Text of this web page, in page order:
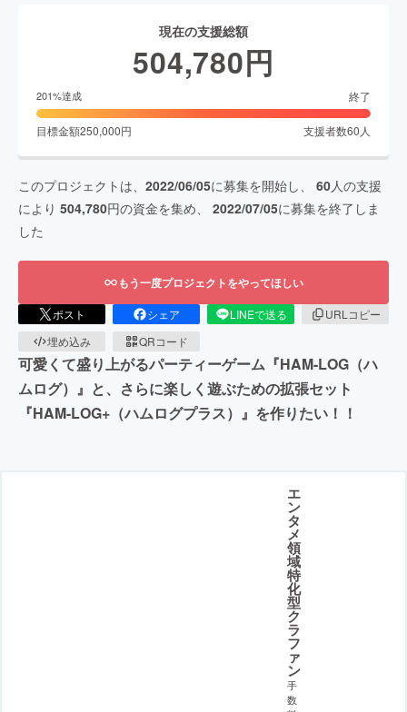
現在の支援総額
504,780円
201%達成 終了
目標金額250,000円 支援者数60 人
このプロジェクトは、 2022/06/05に募集を開始し、 60人の支援
により 504,780円の資金を集め、 2022/07/05に募集を終了しま
した
もう一度プロジェクトをやってほしい
ポスト シェア LINEで送る
URLコピー
埋め込み
QRコード
可愛くて盛り上がるパーティーゲーム『HAM-LOG（ハ
ムログ）』と、さらに楽しく遊ぶための拡張セット
『HAM-LOG+（ハムログプラス）』を作りたい！！
エ
ン
タ
メ
領
域
特
化
型
ク
ラ
フ
ァ
ン
手
数